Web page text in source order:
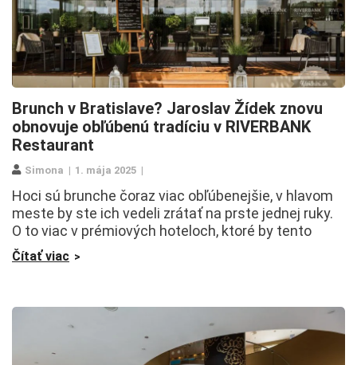
Brunch v Bratislave? Jaroslav Žídek znovu
obnovuje obľúbenú tradíciu v RIVERBANK
Restaurant
Simona 1. mája 2025
Hoci sú brunche čoraz viac obľúbenejšie, v hlavom
meste by ste ich vedeli zrátať na prste jednej ruky.
O to viac v prémiových hoteloch, ktoré by tento
Čítať viac